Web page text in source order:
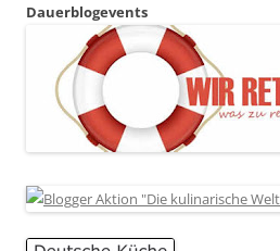
Dauerblogevents